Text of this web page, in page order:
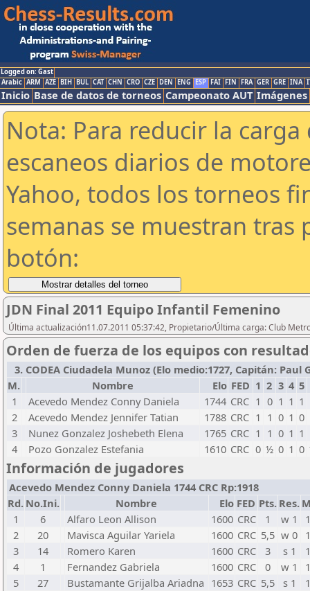
Logged on: Gast
Arabic ARM AZE BIH BUL CAT CHN CRO CZE DEN ENG ESP FAI FIN FRA GER GRE INA
Inicio Base de datos de torneos Campeonato AUT Imágenes
Nota: Para reducir la
escaneos diarios de
Yahoo, todos los torneos
semanas se muestran tras
botón:
JDN Final 2011 Equipo Infantil Femenino
Última actualización11.07.2011 05:37:42, Propietario/Última carga: Club
Orden de fuerza de los equipos con
3. CODEA Ciudadela Munoz (Elo medio:1727, Capitán: Paul
M.
Nombre Elo FED 1 2 3 4 5
1
Acevedo Mendez Conny Daniela 1744 CRC 1 0 1 1 1
2
Acevedo Mendez Jennifer Tatian 1788 CRC 1 1 0 1 0
3
Nunez Gonzalez Joshebeth Elena 1765 CRC 1 1 0 1 1
4
Pozo Gonzalez Estefania 1610 CRC 0 ½ 0 1 0
Información de jugadores
Acevedo Mendez Conny Daniela 1744 CRC Rp:1918
Rd. No.Ini. Nombre Elo FED Pts. Res.
1
6 Alfaro Leon Allison 1600 CRC 1 w 1
2
20 Mavisca Aguilar Yariela 1600 CRC 5,5 w 0
3
14 Romero Karen 1600 CRC 3 s 1
4
1 Fernandez Gabriela 1600 CRC 0 w 1
5
27 Bustamante Grijalba Ariadna 1653 CRC 5,5 s 1